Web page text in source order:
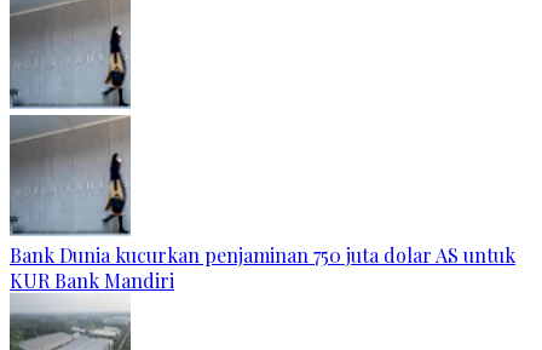
Bank Dunia kucurkan penjaminan 750 juta dolar AS untuk
KUR Bank Mandiri